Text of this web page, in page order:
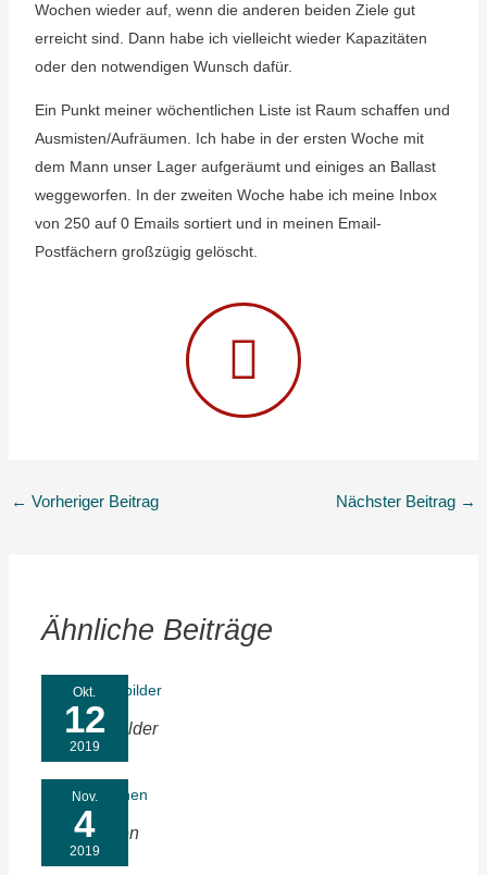
Wochen wieder auf, wenn die anderen beiden Ziele gut
erreicht sind. Dann habe ich vielleicht wieder Kapazitäten
oder den notwendigen Wunsch dafür.
Ein Punkt meiner wöchentlichen Liste ist Raum schaffen und
Ausmisten/Aufräumen. Ich habe in der ersten Woche mit
dem Mann unser Lager aufgeräumt und einiges an Ballast
weggeworfen. In der zweiten Woche habe ich meine Inbox
von 250 auf 0 Emails sortiert und in meinen Email-
Postfächern großzügig gelöscht.
← Vorheriger Beitrag Nächster Beitrag →
Ähnliche Beiträge
Okt.
12
2019
Symptombilder
Nov.
4
2019
Türen öffnen